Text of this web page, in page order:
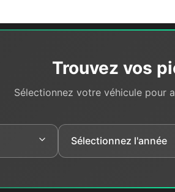
Trouvez vos
Sélectionnez votre véhicule pour